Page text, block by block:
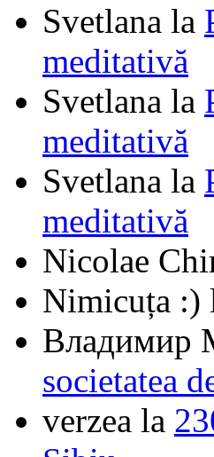
Svetlana la
meditativă
Svetlana la
meditativă
Svetlana la
meditativă
Nicolae
Nimicuța :)
Владимир
societatea
verzea la